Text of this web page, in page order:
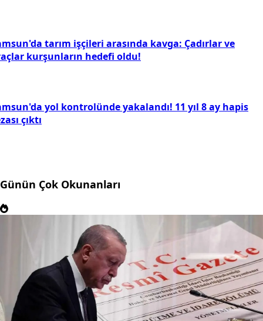
tarım işçileri arasında kavga: Çadırlar ve
kurşunların hedefi oldu!
yol kontrolünde yakalandı! 11 yıl 8 ay hapis
çıktı
Günün Çok Okunanları